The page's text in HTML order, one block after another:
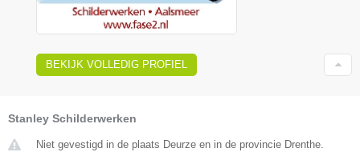
BEKIJK VOLLEDIG PROFIEL
Stanley Schilderwerken
Niet gevestigd in de plaats Deurze en in de provincie Drenthe.